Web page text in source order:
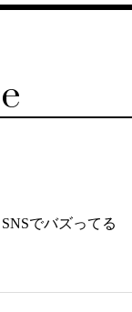
でバズってる